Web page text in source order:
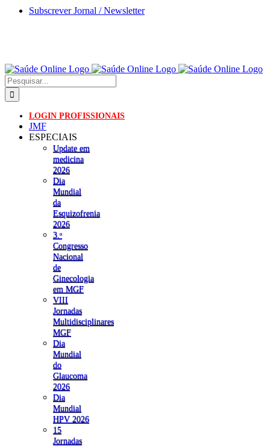
Skip
Subscrever Jornal / Newsletter
Pesquisar
LOGIN PROFISSIONAIS
JMF
ESPECIAIS
Update em
medicina
2026
Dia
Mundial
da
Esquizofrenia
2026
3.ᵒ
Congresso
Nacional
de
Ginecologia
em MGF
VIII
Jornadas
Multidisciplinares
MGF
Dia
Mundial
do
Glaucoma
2026
Dia
Mundial
HPV 2026
15
Jornadas